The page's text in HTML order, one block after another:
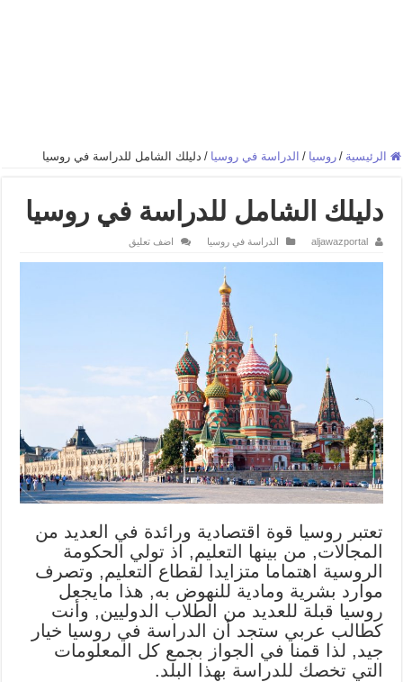
الرئيسية / روسيا / الدراسة في روسيا / دليلك الشامل للدراسة في روسيا
دليلك الشامل للدراسة في روسيا
aljawazportal الدراسة في روسيا اضف تعليق
تعتبر روسيا قوة اقتصادية ورائدة في العديد من
المجالات, من بينها التعليم, اذ تولي الحكومة
الروسية اهتماما متزايدا لقطاع التعليم, وتصرف
موارد بشرية ومادية للنهوض به, هذا مايجعل
روسيا قبلة للعديد من الطلاب الدوليين, وأنت
كطالب عربي ستجد أن الدراسة في روسيا خيار
جيد, لذا قمنا في الجواز بجمع كل المعلومات
التي تخصك للدراسة بهذا البلد.